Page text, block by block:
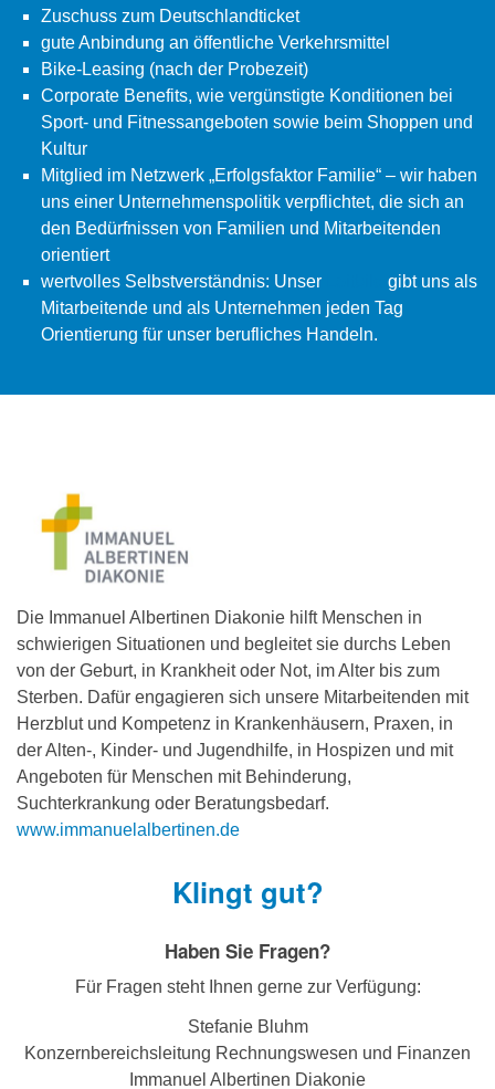
Zuschuss zum Deutschlandticket
gute Anbindung an öffentliche Verkehrsmittel
Bike-Leasing (nach der Probezeit)
Corporate Benefits, wie vergünstigte Konditionen bei
Sport- und Fitnessangeboten sowie beim Shoppen und
Kultur
Mitglied im Netzwerk „Erfolgsfaktor Familie“ – wir haben
uns einer Unternehmenspolitik verpflichtet, die sich an
den Bedürfnissen von Familien und Mitarbeitenden
orientiert
wertvolles Selbstverständnis: Unser
gibt uns als
Mitarbeitende und als Unternehmen jeden Tag
Orientierung für unser berufliches Handeln.
Die Immanuel Albertinen Diakonie hilft Menschen in
schwierigen Situationen und begleitet sie durchs Leben
von der Geburt, in Krankheit oder Not, im Alter bis zum
Sterben. Dafür engagieren sich unsere Mitarbeitenden mit
Herzblut und Kompetenz in Krankenhäusern, Praxen, in
der Alten-, Kinder- und Jugendhilfe, in Hospizen und mit
Angeboten für Menschen mit Behinderung,
Suchterkrankung oder Beratungsbedarf.
www.immanuelalbertinen.de
Klingt gut?
Haben Sie Fragen?
Für Fragen steht Ihnen gerne zur Verfügung:
Stefanie Bluhm
Konzernbereichsleitung Rechnungswesen und Finanzen
Immanuel Albertinen Diakonie